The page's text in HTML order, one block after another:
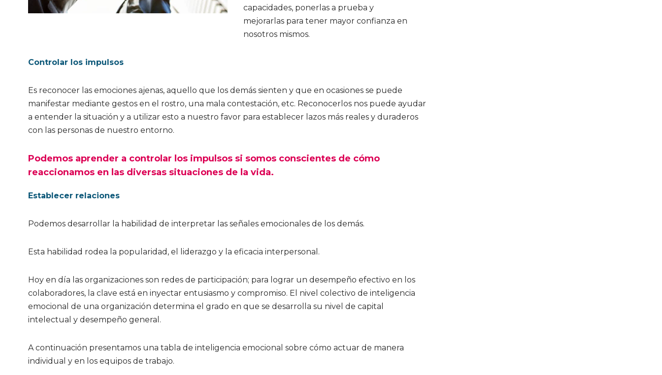
capacidades, ponerlas a prueba y
mejorarlas para tener mayor confianza en
nosotros mismos.
Controlar los impulsos
Es reconocer las emociones ajenas, aquello que los demás sienten y que en ocasiones se puede
manifestar mediante gestos en el rostro, una mala contestación, etc. Reconocerlos nos puede ayudar
a entender la situación y a utilizar esto a nuestro favor para establecer lazos más reales y duraderos
con las personas de nuestro entorno.
Podemos aprender a controlar los impulsos si somos conscientes de cómo
reaccionamos en las diversas situaciones de la vida.
Establecer relaciones
Podemos desarrollar la habilidad de interpretar las señales emocionales de los demás.
Esta habilidad rodea la popularidad, el liderazgo y la eficacia interpersonal.
Hoy en día las organizaciones son redes de participación; para lograr un desempeño efectivo en los
colaboradores, la clave está en inyectar entusiasmo y compromiso. El nivel colectivo de inteligencia
emocional de una organización determina el grado en que se desarrolla su nivel de capital
intelectual y desempeño general.
A continuación presentamos una tabla de inteligencia emocional sobre cómo actuar de manera
individual y en los equipos de trabajo.